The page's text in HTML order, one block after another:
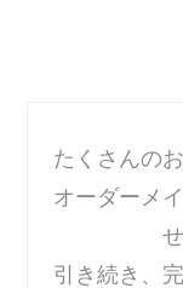
たくさんの
オーダーメ
引き続き、